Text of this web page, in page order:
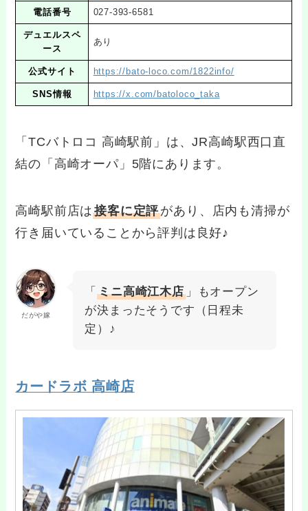
電話番号 027-393-6581
デュエルスペ
ース
あり
公式サイト https://bato-loco.com/1822info/
SNS情報 https://x.com/batoloco_taka
「TCバトロコ 高崎駅前」は、JR高崎駅西口直
結の「高崎オーパ」5階にあります。
高崎駅前店は接客に定評があり、店内も清掃が
行き届いていることから評判は良好♪
だがや嫁
「ミニ高崎江木店」もオープン
が決まったそうです（日程未
定）♪
カードラボ 高崎店